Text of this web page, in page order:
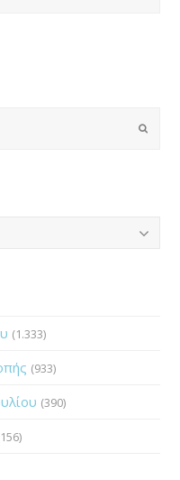
Submit
(1.333)
(933)
(390)